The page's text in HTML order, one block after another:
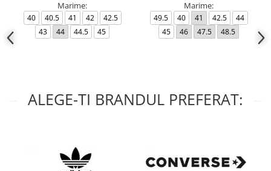
Marime:
40 40.5 41 42
42.5
43
44 44.5 45
Marime:
49.5 40 41 42.5
44
45
46 47.5 48.5
ALEGE-TI BRANDUL PREFERAT: